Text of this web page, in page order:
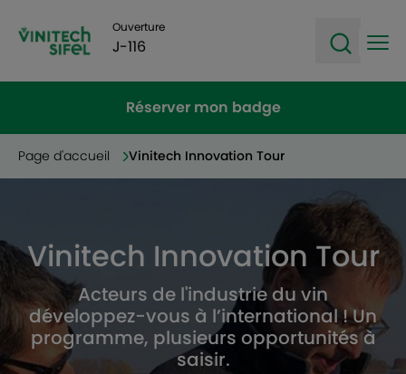
Ouverture
J-116
Réserver mon badge
Page d'accueil Vinitech Innovation Tour
Vinitech Innovation Tour
Acteurs de l'industrie du vin
développez-vous à l’international ! Un
programme, plusieurs opportunités à
saisir.